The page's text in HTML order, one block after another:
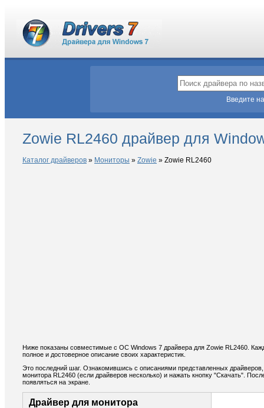
Введите
Zowie RL2460 драйвер для
Каталог драйверов » Мониторы » Zowie » Zowie RL2460
Ниже показаны совместимые с ОС Windows 7 драйвера для Zowie RL2460.
полное и достоверное описание своих характеристик.
Это последний шаг. Ознакомившись с описаниями представленных
монитора RL2460 (если драйверов несколько) и нажать кнопку "Скачать".
появляться на экране.
Драйвер для монитора